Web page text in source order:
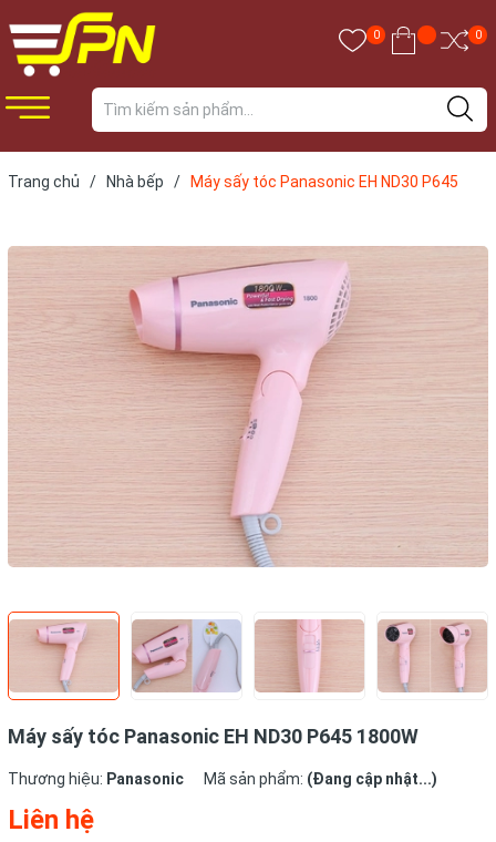
0 0
Trang chủ / Nhà bếp /
Máy sấy tóc Panasonic EH ND30 P645
Máy sấy tóc Panasonic EH ND30 P645 1800W
Thương hiệu: Panasonic Mã sản phẩm: (Đang cập nhật...)
Liên hệ